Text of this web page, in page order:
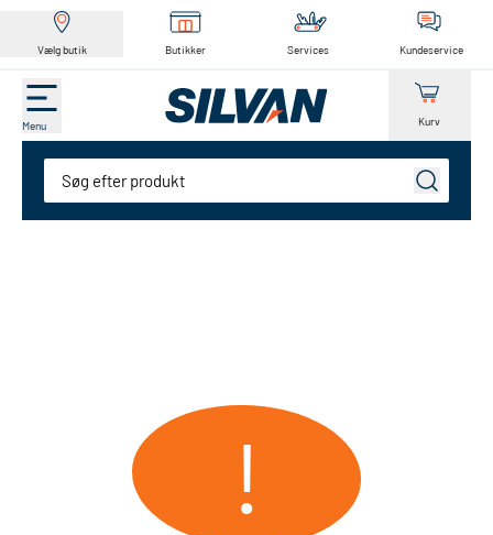
Vælg butik Butikker Services Kundeservice
Menu Kurv
Søg
!